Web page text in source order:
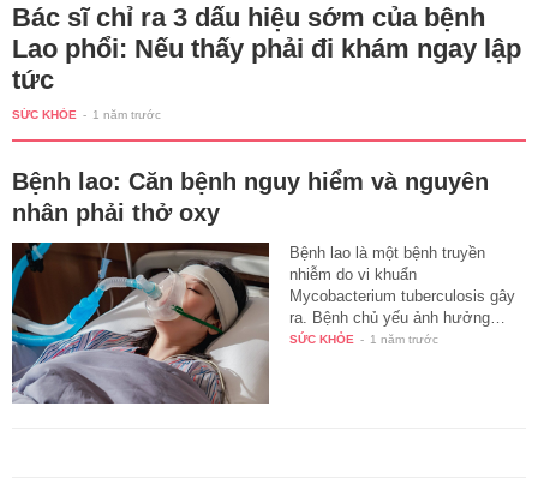
Bác sĩ chỉ ra 3 dấu hiệu sớm của bệnh
Lao phổi: Nếu thấy phải đi khám ngay lập
tức
SỨC KHỎE - 1 năm trước
Bệnh lao: Căn bệnh nguy hiểm và nguyên
nhân phải thở oxy
Bệnh lao là một bệnh truyền
nhiễm do vi khuẩn
Mycobacterium tuberculosis gây
ra. Bệnh chủ yếu ảnh hưởng…
SỨC KHỎE - 1 năm trước